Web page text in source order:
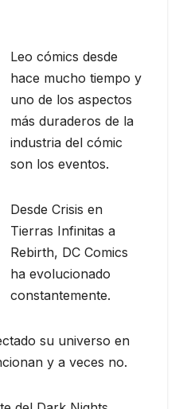
Leo cómics desde
hace mucho tiempo y
uno de los aspectos
más duraderos de la
industria del cómic
son los eventos.
Desde Crisis en
Tierras Infinitas a
Rebirth, DC Comics
ha evolucionado
constantemente.
su universo en
y a veces no.